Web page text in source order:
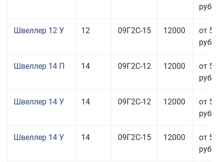
руб.
Швеллер 12 У 12 09Г2С-15 12000
от
руб.
Швеллер 14 П 14 09Г2С-12 12000
от
руб.
Швеллер 14 У 14 09Г2С-12 12000
от
руб.
Швеллер 14 У 14 09Г2С-15 12000
от
руб.